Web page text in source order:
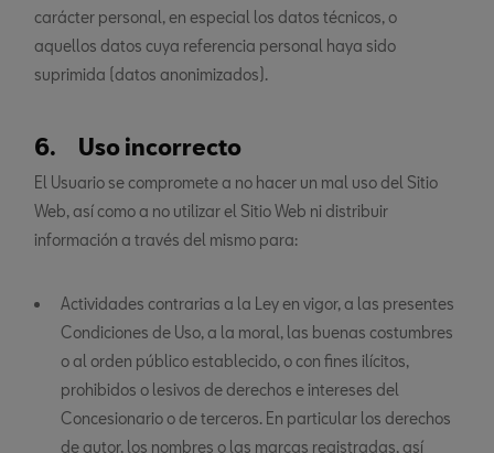
carácter personal, en especial los datos técnicos, o
aquellos datos cuya referencia personal haya sido
suprimida (datos anonimizados).
6. Uso incorrecto
El Usuario se compromete a no hacer un mal uso del Sitio
Web, así como a no utilizar el Sitio Web ni distribuir
información a través del mismo para:
Actividades contrarias a la Ley en vigor, a las presentes
Condiciones de Uso, a la moral, las buenas costumbres
o al orden público establecido, o con fines ilícitos,
prohibidos o lesivos de derechos e intereses del
Concesionario o de terceros. En particular los derechos
de autor, los nombres o las marcas registradas, así